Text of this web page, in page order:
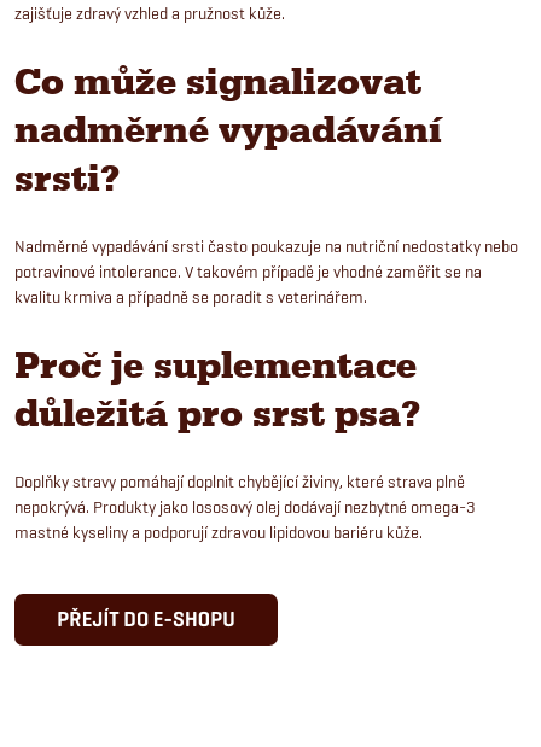
zajišťuje zdravý vzhled a pružnost kůže.
Co může signalizovat
nadměrné vypadávání
srsti?
Nadměrné vypadávání srsti často poukazuje na nutriční nedostatky nebo
potravinové intolerance. V takovém případě je vhodné zaměřit se na
kvalitu krmiva a případně se poradit s veterinářem.
Proč je suplementace
důležitá pro srst psa?
Doplňky stravy pomáhají doplnit chybějící živiny, které strava plně
nepokrývá. Produkty jako lososový olej dodávají nezbytné omega-3
mastné kyseliny a podporují zdravou lipidovou bariéru kůže.